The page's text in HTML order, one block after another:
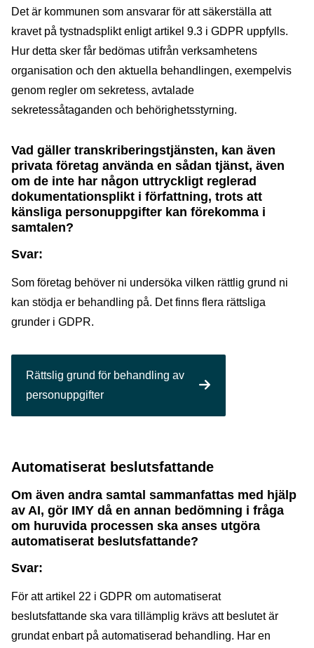
Det är kommunen som ansvarar för att säkerställa att
kravet på tystnadsplikt enligt artikel 9.3 i GDPR uppfylls.
Hur detta sker får bedömas utifrån verksamhetens
organisation och den aktuella behandlingen, exempelvis
genom regler om sekretess, avtalade
sekretessåtaganden och behörighetsstyrning.
Vad gäller transkriberingstjänsten, kan även
privata företag använda en sådan tjänst, även
om de inte har någon uttryckligt reglerad
dokumentationsplikt i författning, trots att
känsliga personuppgifter kan förekomma i
samtalen?
Svar:
Som företag behöver ni undersöka vilken rättlig grund ni
kan stödja er behandling på. Det finns flera rättsliga
grunder i GDPR.
Rättslig grund för behandling av
personuppgifter
Automatiserat beslutsfattande
Om även andra samtal sammanfattas med hjälp
av AI, gör IMY då en annan bedömning i fråga
om huruvida processen ska anses utgöra
automatiserat beslutsfattande?
Svar:
För att artikel 22 i GDPR om automatiserat
beslutsfattande ska vara tillämplig krävs att beslutet är
grundat enbart på automatiserad behandling. Har en